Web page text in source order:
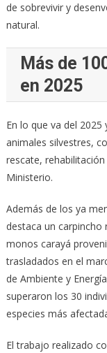
de sobrevivir y
natural.
Más de
en 2025
En lo que va del
animales silvestres,
rescate,
Ministerio.
Además de los ya
destaca un
monos carayá
trasladados en el
de Ambiente y
superaron los 30
especies más
El trabajo realizado